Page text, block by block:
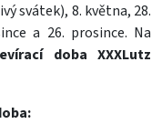
svátek), 8. května, 28.
a 26. prosince. Na
doba XXXLutz